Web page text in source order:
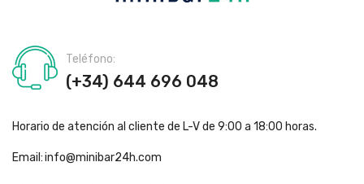
Teléfono:
(+34) 644 696 048
Horario de atención al cliente de L-V de 9:00 a 18:00 horas.
Email:info@minibar24h.com